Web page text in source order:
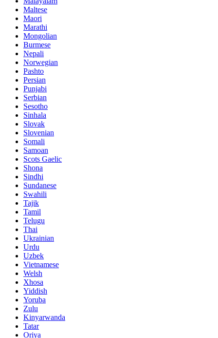
Maltese
Maori
Marathi
Mongolian
Burmese
Nepali
Norwegian
Pashto
Persian
Punjabi
Serbian
Sesotho
Sinhala
Slovak
Slovenian
Somali
Samoan
Scots Gaelic
Shona
Sindhi
Sundanese
Swahili
Tajik
Tamil
Telugu
Thai
Ukrainian
Urdu
Uzbek
Vietnamese
Welsh
Xhosa
Yiddish
Yoruba
Zulu
Kinyarwanda
Tatar
Oriya